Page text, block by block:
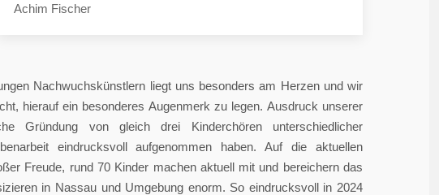
Achim Fischer
Nachwuchskünstlern liegt uns besonders am Herzen und wir
hierauf ein besonderes Augenmerk zu legen. Ausdruck unserer
Gründung von gleich drei Kinderchören unterschiedlicher
eindrucksvoll aufgenommen haben. Auf die aktuellen
Freude, rund 70 Kinder machen aktuell mit und bereichern das
in Nassau und Umgebung enorm. So eindrucksvoll in 2024